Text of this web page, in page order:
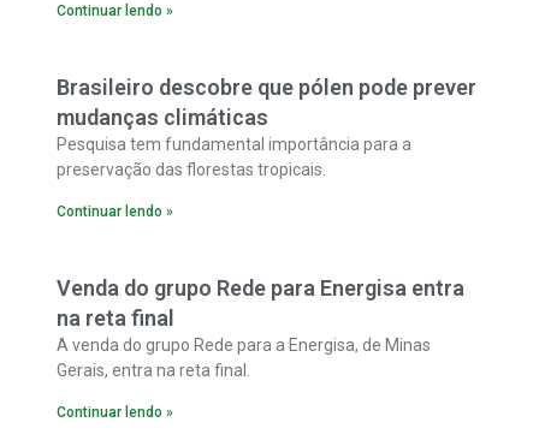
nos municípios de Vitória, Serra, Vila Velha e Cariacica,
Santo, inovação, credibilidade, responsabilidade social e
ambiental de 90 empresas.
Continuar lendo »
Brasileiro descobre que pólen pode prever
mudanças climáticas
Pesquisa tem fundamental importância para a
preservação das florestas tropicais.
Continuar lendo »
Venda do grupo Rede para Energisa entra
na reta final
A venda do grupo Rede para a Energisa, de Minas
Gerais, entra na reta final.
Continuar lendo »